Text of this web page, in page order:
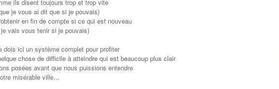
ils disent toujours trop et trop vite
je vous ai dit que si je pouvais)
en fin de compte si ce qui est nouveau
vais vous tenir si je pouvais)
dois ici un système complet pour profiter
chose de difficile à atteindre qui est beaucoup plus clair
posées avant que nous puissions entendre
misérable ville...